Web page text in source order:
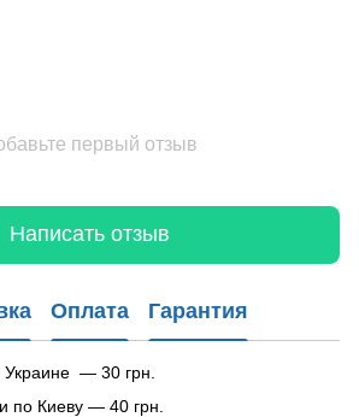
первый отзыв
Написать отзыв
Оплата Гарантия
Украине — 30 грн.
по Киеву — 40 грн.